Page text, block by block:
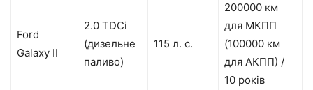
Ford
Galaxy II
2.0 TDCi
(дизельне
паливо)
115 л. с.
200000 км
для МКПП
(100000 км
для АКПП) /
10 років